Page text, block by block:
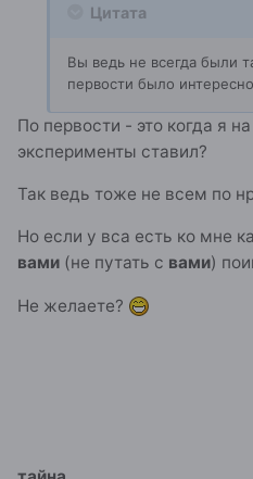
Цитата
Вы ведь не всегда были
первости было
По первости - это когда я
эксперименты ставил?
Так ведь тоже не всем по
Но если у вса есть ко мне
вами (не путать с вами)
Не желаете?